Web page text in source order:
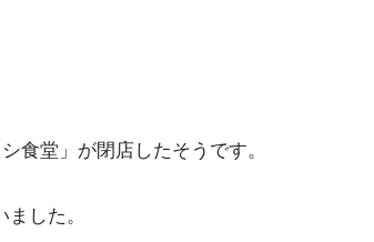
食堂」が閉店したそうです。
した。